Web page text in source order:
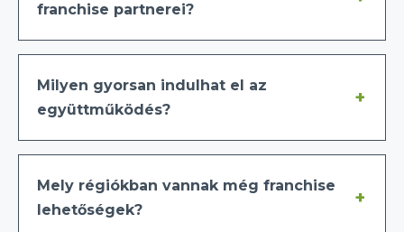
franchise partnerei?
Milyen gyorsan indulhat el az
együttműködés?
Mely régiókban vannak még franchise
lehetőségek?